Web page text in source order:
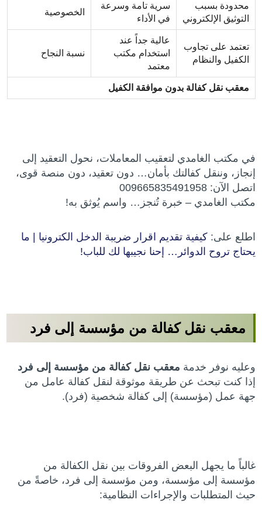
محدودة بسبب
التوثيق الإلكتروني
سرية تامة وسرعة
في الأداء
الخصوصية
تعتمد على تجاوب
الكفيل والنظام
عالية جداً عند
استخدام مكتب
معتمد
نسبة النجاح
معقب نقل كفالة بدون موافقة الكفيل
في مكتب الغامدي لتعقيب المعاملات، نحول التعقيد إلى
إنجاز، وننقل كفالتك بأمان… دون تعقيد، دون منصة قوى،
اتصل الآن: 009665835491958
مكتب الغامدي – خبرة تُنجز… واسم يُوثق به!
اطلع على:كيفية تقديم اقرار ضريبة الدخل الكترونيا | ما
يحتاج تروح الدوائر… إحنا نجيبها لك للباب!
معقب نقل كفالة من مؤسسة إلى فرد
وعليه نوفر خدمة معقب نقل كفالة من مؤسسة إلى فرد
إذا كنت تبحث عن طريقة موثوقة لنقل كفالة عامل من
جهة عمل (مؤسسة) إلى كفالة شخصية (فرد).
غالباً ما يجهل البعض الفروقات بين نقل الكفالة من
مؤسسة إلى مؤسسة، ومن مؤسسة إلى فرد، خاصةً من
حيث المتطلبات والإجراءات النظامية: